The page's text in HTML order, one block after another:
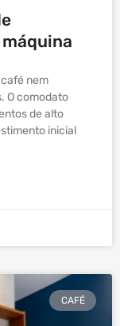
nem
O comodato
de alto
inicial
CAFÉ